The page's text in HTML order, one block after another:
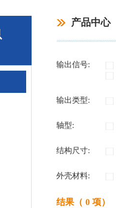
产品中心
输出信号:
输出类型:
轴型:
结构尺寸:
外壳材料:
结果（ 0 项）